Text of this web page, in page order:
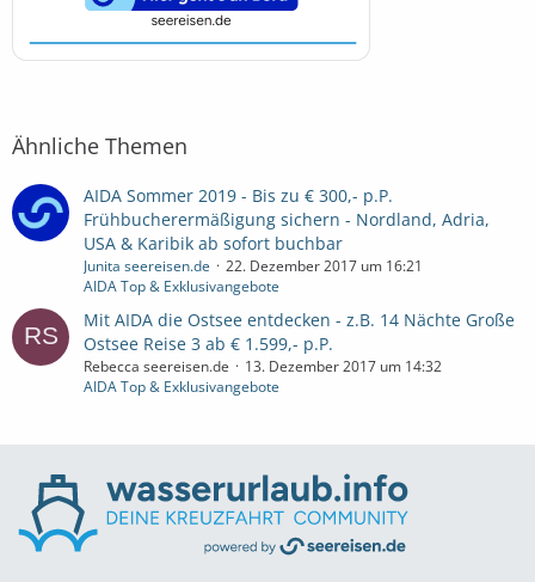
Ähnliche Themen
AIDA Sommer 2019 - Bis zu € 300,- p.P.
Frühbucherermäßigung sichern - Nordland, Adria,
USA & Karibik ab sofort buchbar
Junita seereisen.de
22. Dezember 2017 um 16:21
AIDA Top & Exklusivangebote
Mit AIDA die Ostsee entdecken - z.B. 14 Nächte Große
Ostsee Reise 3 ab € 1.599,- p.P.
Rebecca seereisen.de
13. Dezember 2017 um 14:32
AIDA Top & Exklusivangebote